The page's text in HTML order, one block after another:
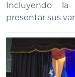
Incluyendo la
presentar sus